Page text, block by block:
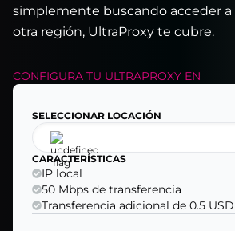
simplemente buscando acceder
otra región, UltraProxy te cubre.
CONFIGURA TU ULTRAPROXY EN
SELECCIONAR LOCACIÓN
CARACTERÍSTICAS
IP local
50 Mbps de transferencia
Transferencia adicional de 0.5